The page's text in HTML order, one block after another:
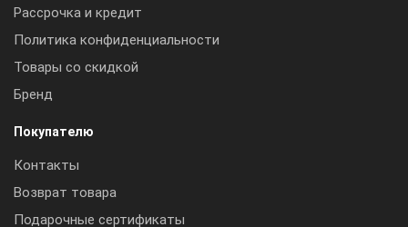
Рассрочка и кредит
Политика конфиденциальности
Товары со скидкой
Бренд
Покупателю
Контакты
Возврат товара
Подарочные сертификаты